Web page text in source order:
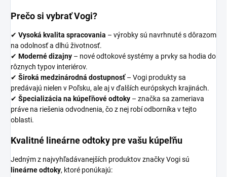
Prečo si vybrať Vogi?
✔ Vysoká kvalita spracovania – výrobky sú navrhnuté s dôrazom
na odolnosť a dlhú životnosť.
✔ Moderné dizajny – nové odtokové systémy a prvky sa hodia do
rôznych typov interiérov.
✔ Široká medzinárodná dostupnosť– Vogi produkty sa
predávajú nielen v Poľsku, ale aj v ďalších európskych krajinách.
✔ Špecializácia na kúpeľňové odtoky – značka sa zameriava
práve na riešenia odvodnenia, čo z nej robí odborníka v tejto
oblasti.
Kvalitné lineárne odtoky pre vašu kúpeľňu
Jedným z najvyhľadávanejších produktov značky Vogi sú
lineárne odtoky, ktoré ponúkajú: